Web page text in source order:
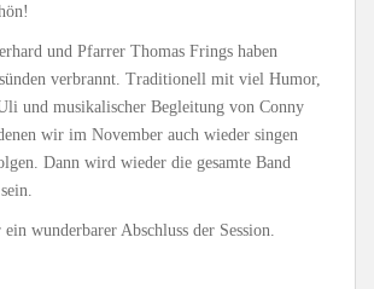
und Pfarrer Thomas Frings haben
verbrannt. Traditionell mit viel Humor,
und musikalischer Begleitung von Conny
wir im November auch wieder singen
Dann wird wieder die gesamte Band
ein wunderbarer Abschluss der Session.